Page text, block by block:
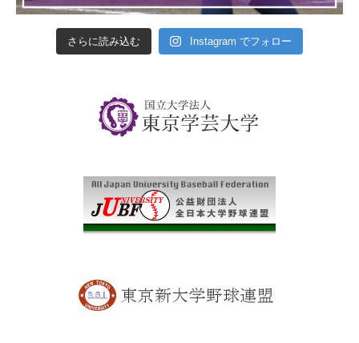
さらに読み込む Instagram でフォロー